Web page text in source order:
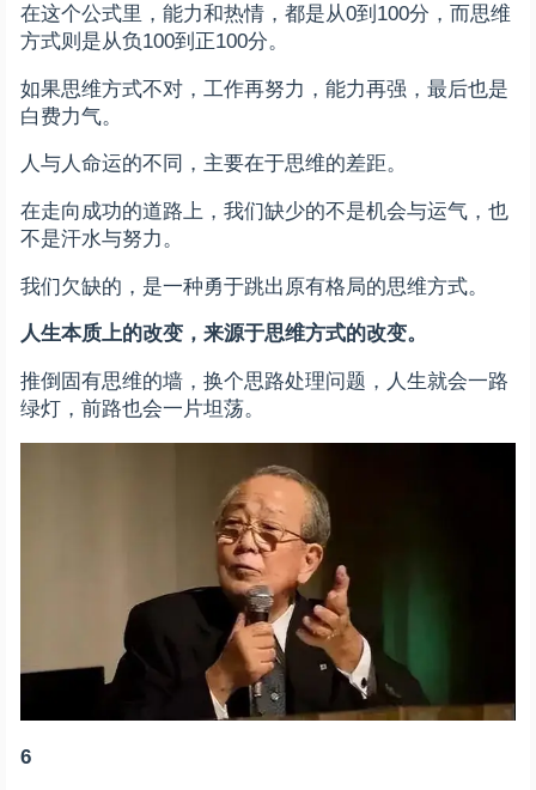
在这个公式里，能力和热情，都是从0到100分，而思维
方式则是从负100到正100分。
如果思维方式不对，工作再努力，能力再强，最后也是
白费力气。
人与人命运的不同，主要在于思维的差距。
在走向成功的道路上，我们缺少的不是机会与运气，也
不是汗水与努力。
我们欠缺的，是一种勇于跳出原有格局的思维方式。
人生本质上的改变，来源于思维方式的改变。
推倒固有思维的墙，换个思路处理问题，人生就会一路
绿灯，前路也会一片坦荡。
6